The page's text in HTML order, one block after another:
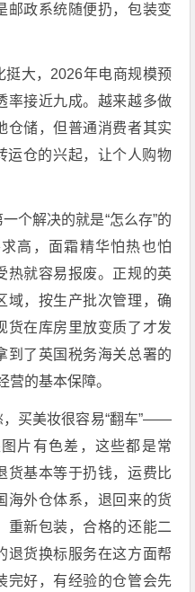
邮政系统随便扔，包装变
大，2026年电商规模预
率接近九成。越来越多做
仓储，但普通消费者其实
仓的兴起，让个人购物
个解决的就是“怎么存”的
高，面霜精华怕热也怕
热就容易报废。正规的英
域，按生产批次管理，确
货在库房里放变质了才发
到了英国税务海关总署的
营的基本保障。
，买美妆很容易“翻车”——
片有色差，这些都是常
货基本等于扔钱，运费比
海外仓体系，退回来的货
重新包装，合格的还能二
退货换标服务在这方面帮
完好，有经验的仓管会先